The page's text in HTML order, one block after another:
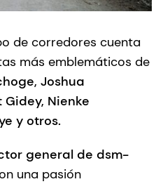
de corredores cuenta
más emblemáticos de
Joshua
Nienke
y otros.
general de dsm-
una pasión